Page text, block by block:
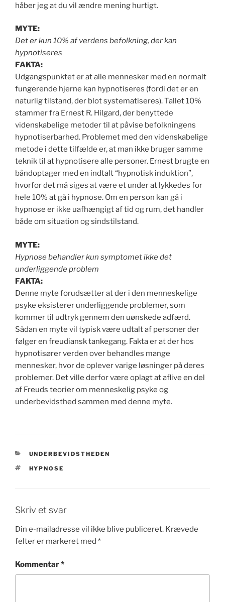
håber jeg at du vil ændre mening hurtigt.
MYTE:
Det er kun 10% af verdens befolkning, der kan
hypnotiseres
FAKTA:
Udgangspunktet er at alle mennesker med en normalt
fungerende hjerne kan hypnotiseres (fordi det er en
naturlig tilstand, der blot systematiseres). Tallet 10%
stammer fra Ernest R. Hilgard, der benyttede
videnskabelige metoder til at påvise befolkningens
hypnotiserbarhed. Problemet med den videnskabelige
metode i dette tilfælde er, at man ikke bruger samme
teknik til at hypnotisere alle personer. Ernest brugte en
båndoptager med en indtalt “hypnotisk induktion”,
hvorfor det må siges at være et under at lykkedes for
hele 10% at gå i hypnose. Om en person kan gå i
hypnose er ikke uafhængigt af tid og rum, det handler
både om situation og sindstilstand.
MYTE:
Hypnose behandler kun symptomet ikke det
underliggende problem
FAKTA:
Denne myte forudsætter at der i den menneskelige
psyke eksisterer underliggende problemer, som
kommer til udtryk gennem den uønskede adfærd.
Sådan en myte vil typisk være udtalt af personer der
følger en freudiansk tankegang. Fakta er at der hos
hypnotisører verden over behandles mange
mennesker, hvor de oplever varige løsninger på deres
problemer. Det ville derfor være oplagt at aflive en del
af Freuds teorier om menneskelig psyke og
underbevidsthed sammen med denne myte.
KATEGORIER
UNDERBEVIDSTHEDEN
TAGS
HYPNOSE
Skriv et svar
Din e-mailadresse vil ikke blive publiceret. Krævede
felter er markeret med *
Kommentar*